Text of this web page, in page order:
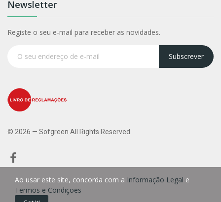
Newsletter
Registe o seu e-mail para receber as novidades.
Subscrever
© 2026 — Sofgreen All Rights Reserved.
Ao usar este site, concorda com a Informação Legal e
Termos e Condições